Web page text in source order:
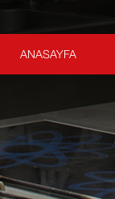
ANASAYFA